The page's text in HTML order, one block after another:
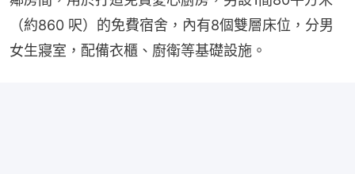
（約860 呎）的免費宿舍，內有8個雙層床位，分男
女生寢室，配備衣櫃、廚衛等基礎設施。